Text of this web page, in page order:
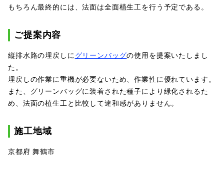
もちろん最終的には、法面は全面植生工を行う予定である。
ご提案内容
縦排水路の埋戻しにグリーンバッグの使用を提案いたしまし
た。
埋戻しの作業に重機が必要ないため、作業性に優れています。
また、グリーンバッグに装着された種子により緑化されるた
め、法面の植生工と比較して違和感がありません。
施工地域
京都府 舞鶴市